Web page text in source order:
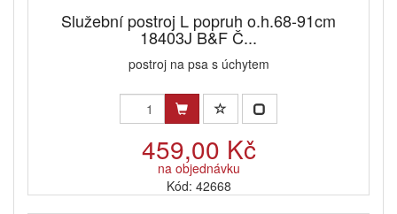
Služební postroj L popruh o.h.68-91cm
18403J B&F Č...
postroj na psa s úchytem
459,00 Kč
na objednávku
Kód: 42668